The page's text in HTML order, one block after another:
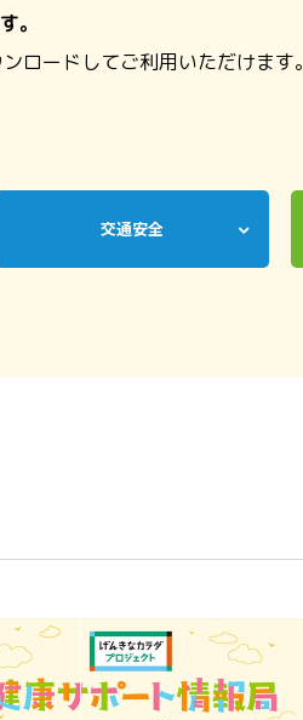
。
ロードしてご利用いただけます。
交通安全